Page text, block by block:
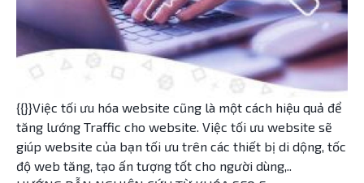
{{}}Việc tối ưu hóa website cũng là một cách hiệu quả để
tăng lướng Traffic cho website. Việc tối ưu website sẽ
giúp website của bạn tối ưu trên các thiết bị di dộng, tốc
độ web tăng, tạo ấn tượng tốt cho người dùng,..